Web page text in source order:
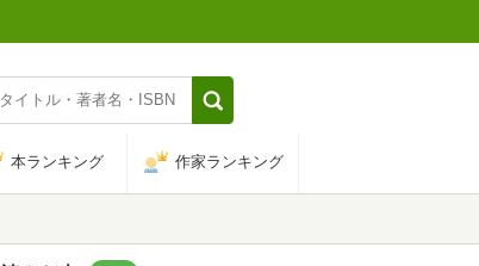
本ランキング 作家ランキング